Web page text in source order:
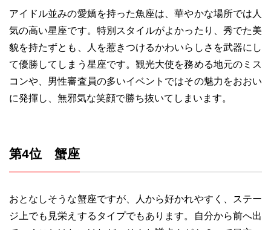
アイドル並みの愛嬌を持った魚座は、華やかな場所では人
気の高い星座です。特別スタイルがよかったり、秀でた美
貌を持たずとも、人を惹きつけるかわいらしさを武器にし
て優勝してしまう星座です。観光大使を務める地元のミス
コンや、男性審査員の多いイベントではその魅力をおおい
に発揮し、無邪気な笑顔で勝ち抜いてしまいます。
第4位 蟹座
おとなしそうな蟹座ですが、人から好かれやすく、ステー
ジ上でも見栄えするタイプでもあります。自分から前へ出